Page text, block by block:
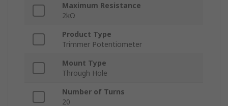
Maximum Resistance
2kΩ
Product Type
Trimmer Potentiometer
Mount Type
Through Hole
Number of Turns
20